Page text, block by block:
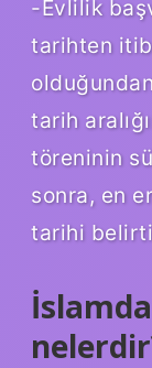
-Evlilik
tarihten
tarih
töreninin
sonra, en
tarihi